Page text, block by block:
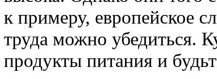
к примеру, европейское
труда можно убедиться.
продукты питания и